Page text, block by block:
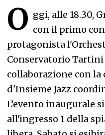
O ggi, alle 18.30,
con il primo
protagonista
Conservatorio
collaborazione con la
d'Insieme Jazz
L’evento inaugurale
all'ingresso 1 della